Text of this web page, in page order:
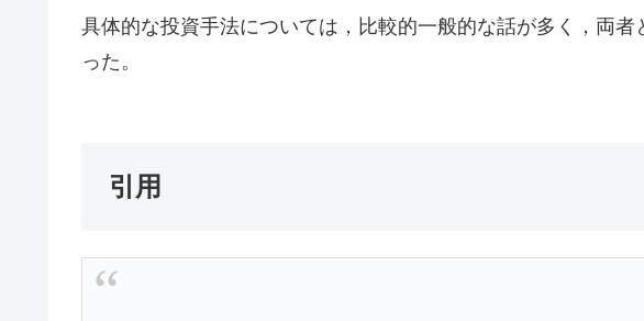
具体的な投資手法については，比較的一般的な話が多く，両
った。
引用